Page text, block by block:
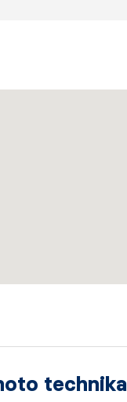
technika